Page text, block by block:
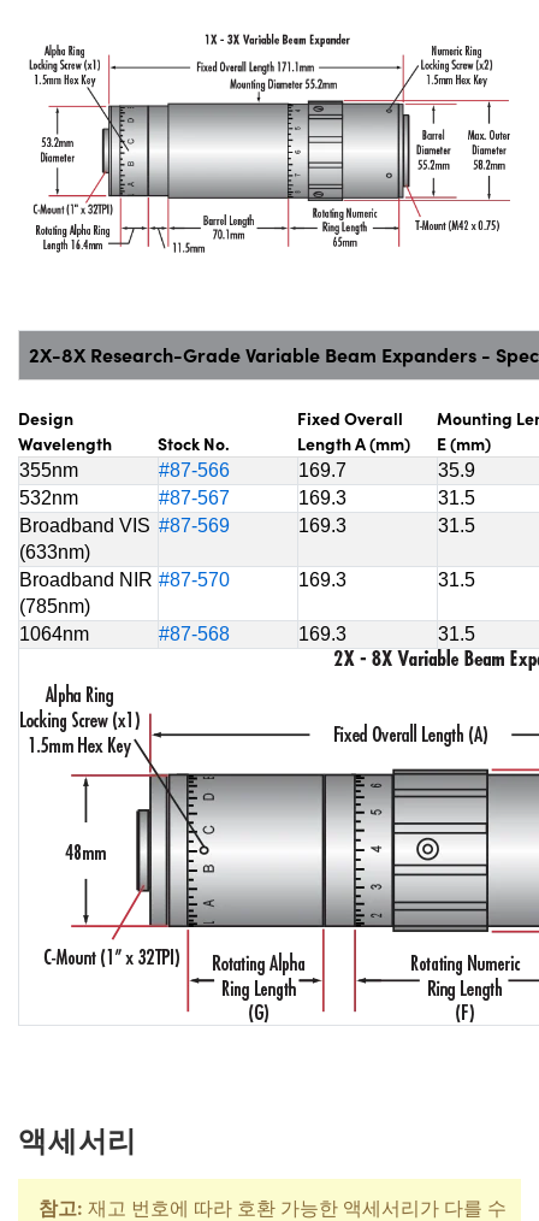
2X-8X Research-Grade Variable Beam Expanders -
Design
Wavelength
Stock No.
Fixed Overall
Length A (mm)
Mounting
E (mm)
355nm #87-566 169.7
35.9
532nm
#87-567 169.3
31.5
Broadband VIS
(633nm)
#87-569 169.3 31.5
Broadband NIR
(785nm)
#87-570 169.3 31.5
1064nm #87-568 169.3 31.5
액세서리
참고: 재고 번호에 따라 호환 가능한 액세서리가 다를 수